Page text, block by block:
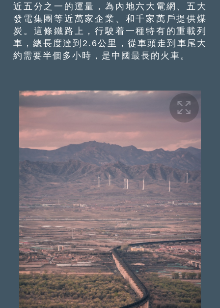
近五分之一的運量，為內地六大電網、五大
發電集團等近萬家企業、和千家萬戶提供煤
炭。這條鐵路上，行駛着一種特有的重載列
車，總長度達到2.6公里，從車頭走到車尾大
約需要半個多小時，是中國最長的火車。